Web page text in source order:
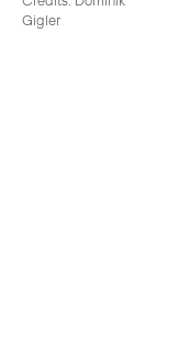
Gigler